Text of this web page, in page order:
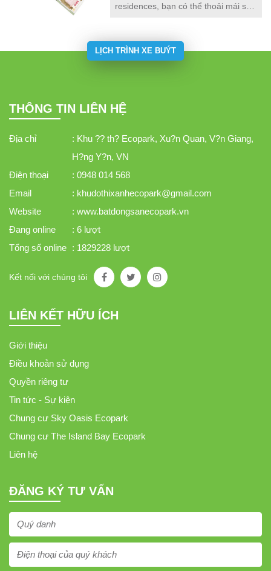
residences, bạn có thể thoải mái sắp
người Nhật với 3 phòng ngủ lớn, 1
phòng đa năng, 2 nhà vệ sinh cùng
LỊCH TRÌNH XE BUÝT
THÔNG TIN LIÊN HỆ
Địa chỉ
: Khu ?? th? Ecopark, Xu?n Quan, V?n Giang,
H?ng Y?n, VN
Điện thoại
: 0948 014 568
Email
: khudothixanhecopark@gmail.com
Website
: www.batdongsanecopark.vn
Đang online
: 6 lượt
Tổng số online : 1829228 lượt
Kết nối với chúng tôi
LIÊN KẾT HỮU ÍCH
Giới thiệu
Điều khoản sử dụng
Quyền riêng tư
Tin tức - Sự kiện
Chung cư Sky Oasis Ecopark
Chung cư The Island Bay Ecopark
Liên hệ
ĐĂNG KÝ TƯ VẤN